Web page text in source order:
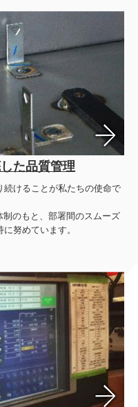
た品質管理
けることが私たちの使命で
制のもと、部署間のスムーズ
努めています。